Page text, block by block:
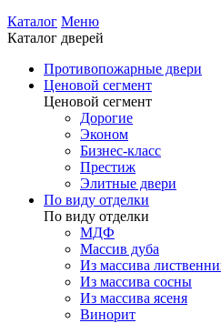
Каталог Меню
Каталог дверей
Противопожарные двери
Ценовой сегмент
Ценовой сегмент
Дорогие
Эконом
Бизнес-класс
Престиж
Элитные двери
По виду отделки
По виду отделки
МДФ
Массив дуба
Из массива
Из массива сосны
Из массива ясеня
Винорит